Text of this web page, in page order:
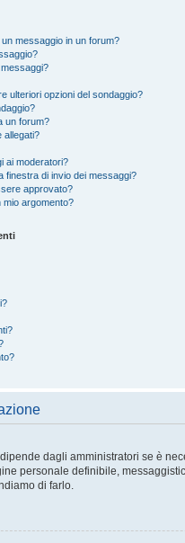
messaggio in un forum?
ulteriori opzioni del sondaggio?
un forum?
allegati?
ai moderatori?
finestra di invio dei messaggi?
approvato?
argomento?
dagli amministratori se è
personale definibile,
di farlo.